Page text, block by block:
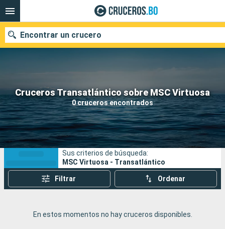
Cruceros Transatlántico sobre MSC Virtuosa
0 cruceros encontrados
Encontrar un crucero
Nuestros destinos
Fecha de salida
Puertos Compañías
Buscar
Sus criterios de búsqueda:
MSC Virtuosa - Transatlántico
Filtrar Ordenar
En estos momentos no hay cruceros disponibles.